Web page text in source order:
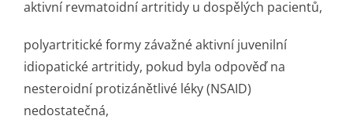
aktivní revmatoidní artritidy u dospělých pacientů,
polyartritické formy závažné aktivní juvenilní
idiopatické artritidy, pokud byla odpověď na
nesteroidní protizánětlivé léky (NSAID)
nedostatečná,